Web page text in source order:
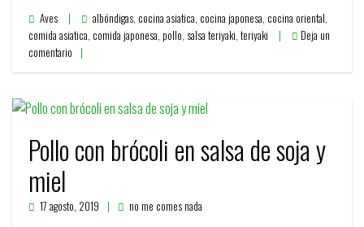
Aves albóndigas, cocina asiatica, cocina japonesa, cocina oriental,
comida asiatica, comida japonesa, pollo, salsa teriyaki, teriyaki
Deja un
comentario
Pollo con brócoli en salsa de soja y
miel
17 agosto, 2019 no me comes nada